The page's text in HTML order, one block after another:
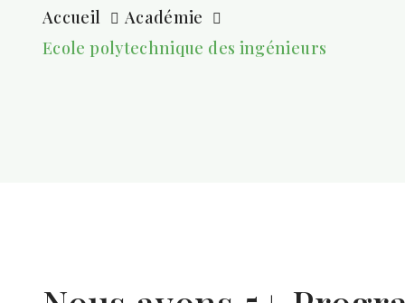
Accueil
Académie
Ecole polytechnique des ingénieurs